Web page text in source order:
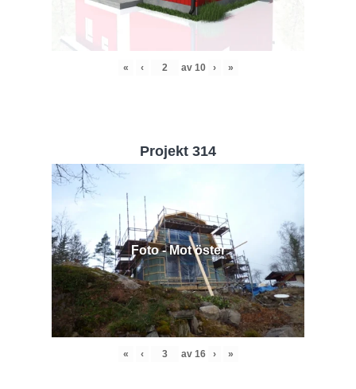
« ‹ av 10 › »
Projekt 314
Foto - Mot öster
« ‹ av 16 › »